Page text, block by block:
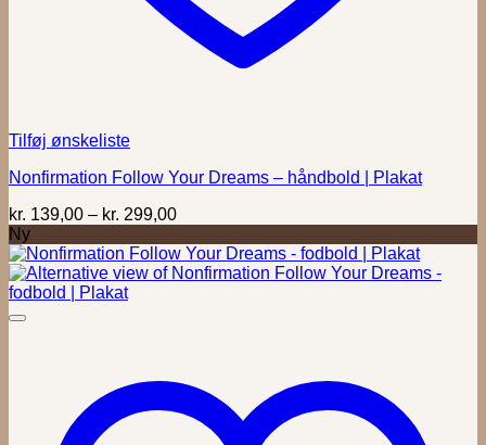
Tilføj ønskeliste
Nonfirmation Follow Your Dreams – håndbold | Plakat
kr. 139,00 – kr. 299,00Prisinterval:
til
kr. 299,00
Ny